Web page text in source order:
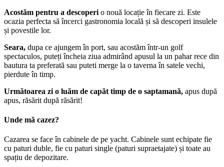
Acostăm pentru a descoperi o nouă locație în fiecare zi. Este
ocazia perfecta să încerci gastronomia locală și să descoperi insulele
și povestile lor.
Seara, dupa ce ajungem în port, sau acostăm într-un golf
spectaculos, puteți încheia ziua admirând apusul la un pahar rece din
bautura ta preferată sau puteti merge la o taverna în satele vechi,
pierdute în timp.
Următoarea zi o luăm de capăt timp de o saptamană, apus după
apus, răsărit după răsărit!
Unde mă cazez?
Cazarea se face în cabinele de pe yacht. Cabinele sunt echipate fie
cu paturi duble, fie cu paturi single (paturi supraetajate) și toate au
spațiu de depozitare.